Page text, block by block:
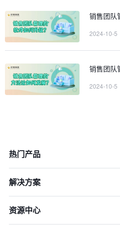
销售团队
2024-10-5
销售团队
2024-10-5
热门产品
解决方案
资源中心